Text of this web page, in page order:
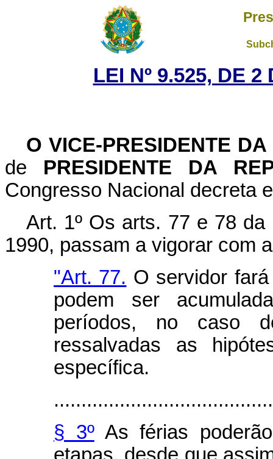
LEI Nº 9.525, DE
O VICE-PRESIDENTE
de PRESIDENTE DA
Congresso Nacional decreta
Art. 1º Os arts. 77 e 78 da
1990, passam a vigorar com
"Art. 77. O servidor
podem ser
períodos, no caso
ressalvadas as
específica.
§ 3ºAs férias